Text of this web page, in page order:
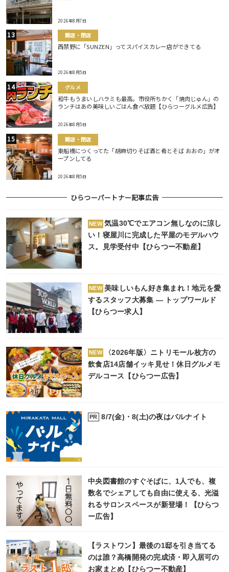
2026年8月7日
開店・閉店
西禁野に「SUNZEN」ってスパイスカレー店ができてる
2026年8月5日
グルメ
和牛もうまいしハラミも最高。市役所ちかく「焼肉じゅん」の
ランチはあの美味しいごはん食べ放題【ひらつーグルメ広告】
2026年8月5日
開店・閉店
東船橋につくってた「胡麻切りそば酒と肴とそば おおの」がオ
ープンしてる
2026年8月5日
ひらつーパートナー記事広告
NEW 気温30℃でエアコン無しなのに涼し
い！寝屋川に完成した平屋のモデルハウ
ス。見学受付中【ひらつー不動産】
NEW 美味しいもん好き集まれ！地元を愛
するスタッフ大募集 ― トップワールド
【ひらつー求人】
NEW
〈2026年版〉ニトリモール枚方の
飲食店14店舗イッキ見せ！休日グルメモ
デルコース【ひらつー広告】
PR 8/7(金)・8(土)の夜はバルナイト
中央図書館のすぐそばに、1人でも、複
数名でシェアしても自由に使える、光溢
れるサロンスペースが新登場！【ひらつ
ー広告】
【ラストワン】最後の1邸を引き当てる
のは誰？高橋開発の完成済・即入居可の
お家まとめ【ひらつー不動産】